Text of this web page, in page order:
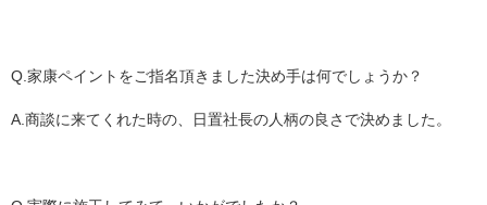
Q.家康ペイントをご指名頂きました決め手は何でしょうか？
A.商談に来てくれた時の、日置社長の人柄の良さで決めました。